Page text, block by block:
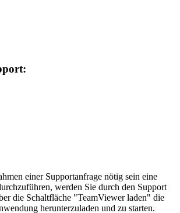
einer Supportanfrage nötig sein eine
werden Sie durch den Support
die Schaltfläche "TeamViewer laden" die
herunterzuladen und zu starten.